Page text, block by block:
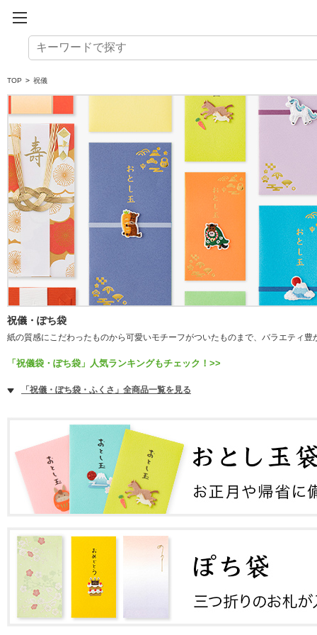
TOP > 祝儀
祝儀・ぽち袋
紙の質感にこだわったものから可愛いモチーフがついたものまで、バラエティ
「祝儀袋・ぽち袋」人気ランキングもチェック！>>
「祝儀・ぽち袋・ふくさ」全商品一覧を見る